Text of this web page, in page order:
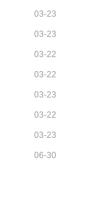
03-23
03-23
03-22
03-22
03-23
03-22
03-23
06-30